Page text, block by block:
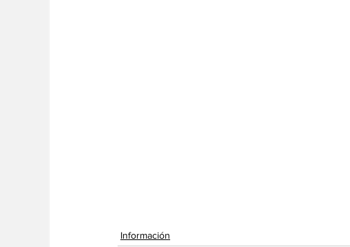
Información